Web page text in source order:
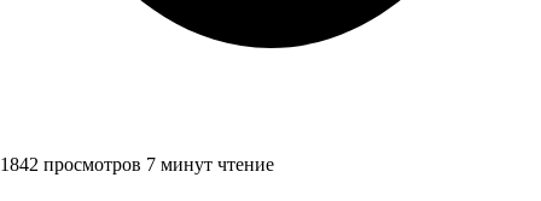
1842 просмотров 7 минут чтение